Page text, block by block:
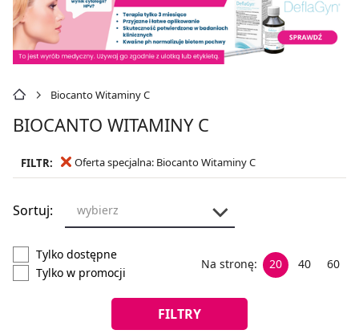
Biocanto Witaminy C
BIOCANTO WITAMINY C
FILTR: Oferta specjalna: Biocanto Witaminy C
Sortuj: wybierz
Tylko dostępne
Tylko w promocji
Na stronę: 20 40 60
FILTRY